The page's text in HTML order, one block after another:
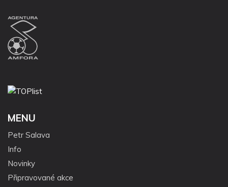
MENU
Petr Salava
Info
Novinky
Připravované akce